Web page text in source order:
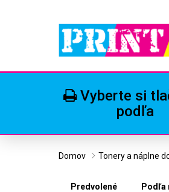
Vyberte si
podľa
Domov Tonery a náplne
Predvolené Podľa